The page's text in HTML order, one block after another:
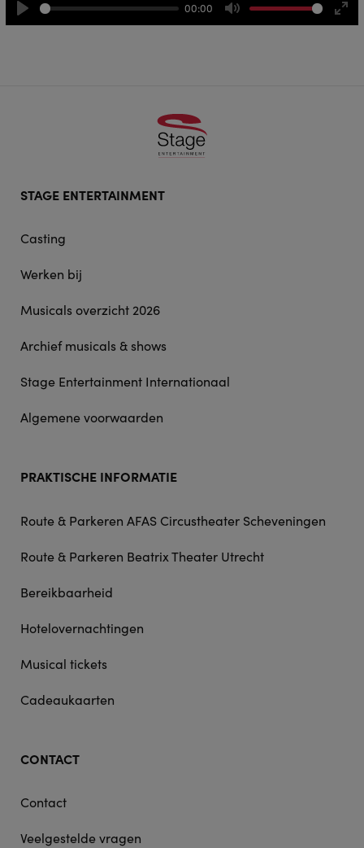
Play
00:00
Mute
doormat
STAGE ENTERTAINMENT
Casting
Werken bij
Musicals overzicht 2026
Archief musicals & shows
Stage Entertainment Internationaal
Algemene voorwaarden
PRAKTISCHE INFORMATIE
Route & Parkeren AFAS Circustheater Scheveningen
Route & Parkeren Beatrix Theater Utrecht
Bereikbaarheid
Hotelovernachtingen
Musical tickets
Cadeaukaarten
CONTACT
Contact
Veelgestelde vragen